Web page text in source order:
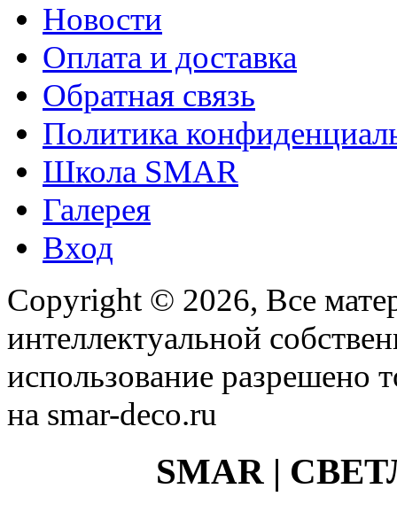
Новости
Оплата и доставка
Обратная связь
Политика
Школа SMAR
Галерея
Вход
Copyright © 2026, Все
интеллектуальной
использование разрешено
на smar-deco.ru
SMAR |